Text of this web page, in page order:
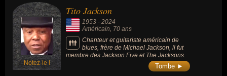
dans les domaines de l'art, du blues, de la musique, du rap, de
variétés, du metal, de la pop, de la radio, du cinéma, de la
télévision, de la country, de la bossa nova ou du jazz. Ces
célébrités peuvent également avoir été artiste, chanteur de blues,
frère de célébrité, guitariste, guitariste de blues, musicien, chanteur
de variétés, compositeur, compositeur de variétés, homme
d'affaire, producteur, producteur de musique, rappeur, chanteur de
Notez-le !
Tito Jackson
1953 - 2024
Américain, 70 ans
Chanteur et guitariste américain de
blues, frère de Michael Jackson, il fut
membre des Jackson Five et The Jacksons.
Tombe ►